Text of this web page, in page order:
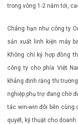
trong vòng 1-2 năm tới,
Chẳng hạn như công ty
sản xuất linh kiện máy
Không chỉ ký hợp đồng
công ty cho phía Việt
khẳng định rằng thị
nghiệp phụ trợ đang chờ
tác win-win đôi bên cùng
quyết, kỹ thuật cho doanh